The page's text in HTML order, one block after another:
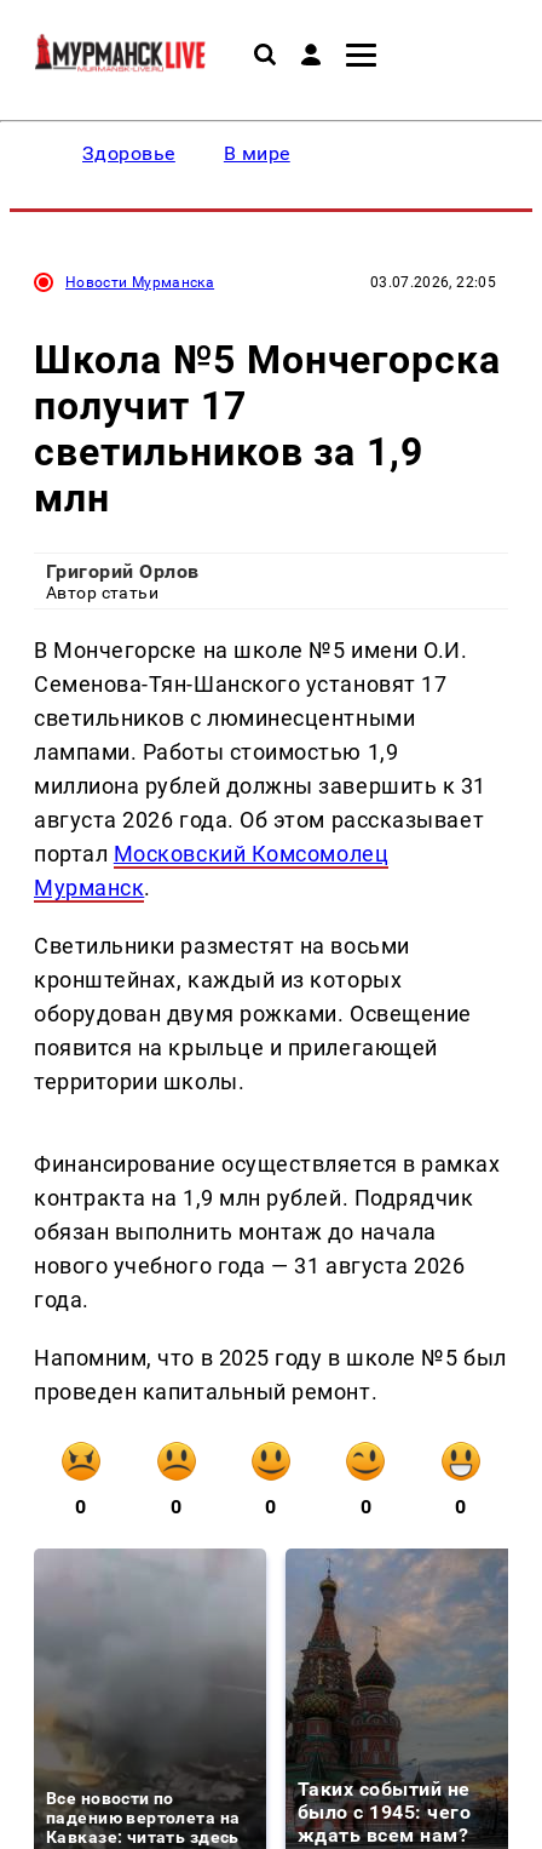
Здоровье В мире
Новости Мурманска 03.07.2026, 22:05
Школа №5 Мончегорска
получит 17
светильников за 1,9
млн
Григорий Орлов
Автор статьи
В Мончегорске на школе №5 имени О.И.
Семенова-Тян-Шанского установят 17
светильников с люминесцентными
лампами. Работы стоимостью 1,9
миллиона рублей должны завершить к 31
августа 2026 года. Об этом рассказывает
портал Московский Комсомолец
Мурманск.
Светильники разместят на восьми
кронштейнах, каждый из которых
оборудован двумя рожками. Освещение
появится на крыльце и прилегающей
территории школы.
Финансирование осуществляется в рамках
контракта на 1,9 млн рублей. Подрядчик
обязан выполнить монтаж до начала
нового учебного года — 31 августа 2026
года.
Напомним, что в 2025 году в школе №5 был
проведен капитальный ремонт.
0 0 0 0 0
Все новости по
падению вертолета на
Кавказе: читать здесь
Таких событий не
было с 1945: чего
ждать всем нам?